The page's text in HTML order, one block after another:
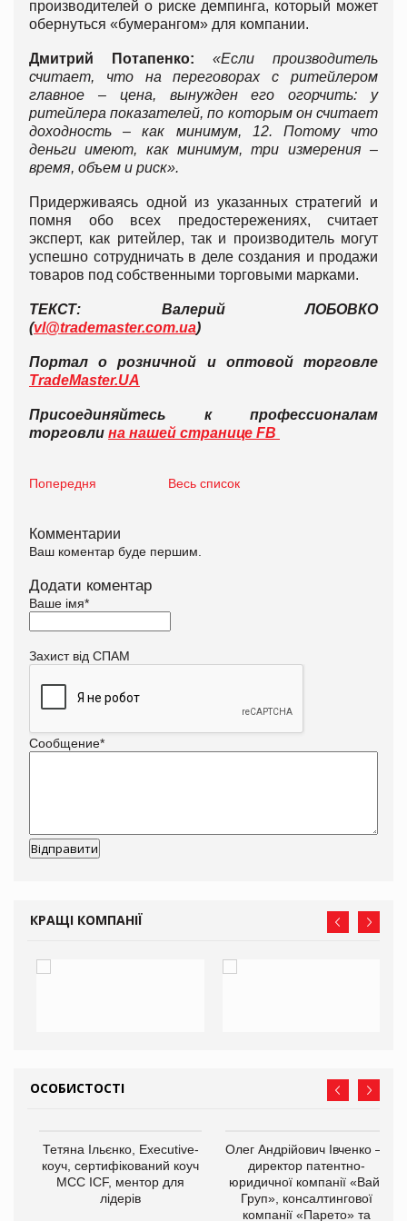
производителей о риске демпинга, который может
обернуться «бумерангом» для компании.
Дмитрий Потапенко: «Если производитель
считает, что на переговорах с ритейлером
главное – цена, вынужден его огорчить: у
ритейлера показателей, по которым он считает
доходность – как минимум, 12. Потому что
деньги имеют, как минимум, три измерения –
время, объем и риск».
Придерживаясь одной из указанных стратегий и
помня обо всех предостережениях, считает
эксперт, как ритейлер, так и производитель могут
успешно сотрудничать в деле создания и продажи
товаров под собственными торговыми марками.
ТЕКСТ: Валерий ЛОБОВКО
(vl@trademaster.com.ua)
Портал о розничной и оптовой торговле
TradeMaster.UA
Присоединяйтесь к профессионалам
торговли на нашей странице FB
Попередня Весь список
Комментарии
Ваш коментар буде першим.
Додати коментар
Ваше імя*
Захист від СПАМ
Сообщение*
КРАЩІ КОМПАНІЇ
ОСОБИСТОСТІ
Тетяна Ільєнко, Executive-
коуч, сертифікований коуч
МСС ICF, ментор для
лідерів
Олег Андрійович Івченко —
директор патентно-
юридичної компанії «Вайз
Груп», консалтингової
компанії «Парето» та